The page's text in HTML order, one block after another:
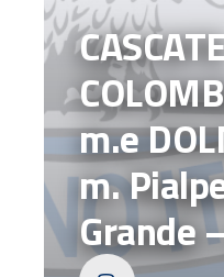
m.e
m.
Grande